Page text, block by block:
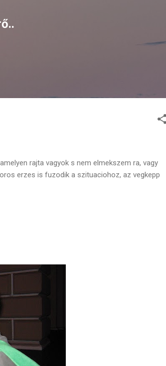
rajta vagyok s nem elmekszem ra, vagy
erzes is fuzodik a szituaciohoz, az vegkepp